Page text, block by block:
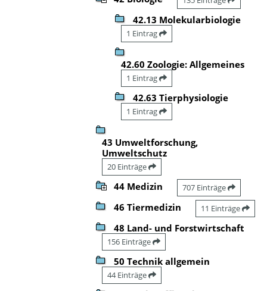
42.13 Molekularbiologie
1 Eintrag
42.60 Zoologie: Allgemeines
1 Eintrag
42.63 Tierphysiologie
1 Eintrag
43 Umweltforschung,
Umweltschutz
20 Einträge
44 Medizin 707 Einträge
46 Tiermedizin 11 Einträge
48 Land- und Forstwirtschaft
156 Einträge
50 Technik allgemein
44 Einträge